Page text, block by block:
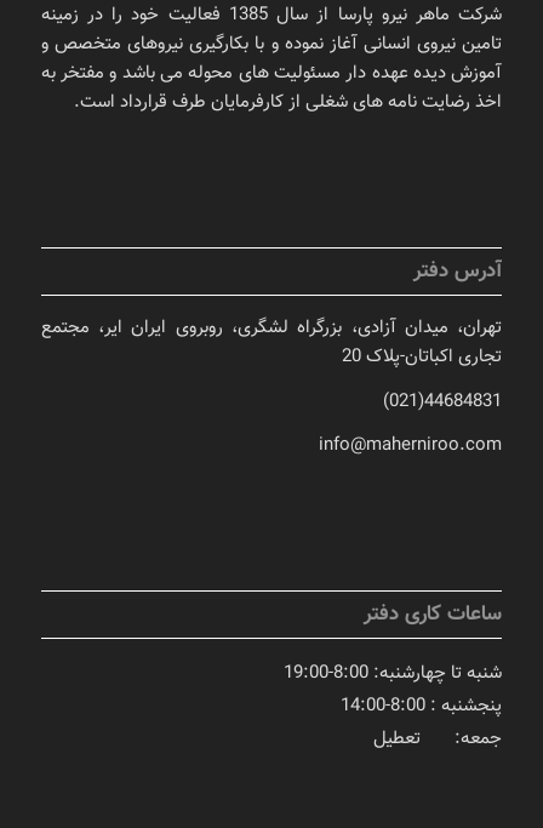
شرکت ماهر نیرو پارسا از سال 1385 فعالیت خود را در زمینه
تامین نیروی انسانی آغاز نموده و با بکارگیری نیروهای متخصص و
آموزش دیده عهده دار مسئولیت های محوله می باشد و مفتخر به
اخذ رضایت نامه های شغلی از کارفرمایان طرف قرارداد است.
آدرس دفتر
تهران، میدان آزادی، بزرگراه لشگری، روبروی ایران ایر، مجتمع
تجاری اکباتان-پلاک 20
44684831(021)
info@maherniroo.com
ساعات کاری دفتر
شنبه تا چهارشنبه: 8:00-19:00
پنجشنبه : 8:00-14:00
جمعه: تعطیل